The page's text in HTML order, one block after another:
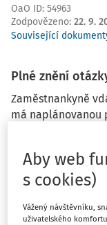
OaO ID: 54963
Zodpovězeno: 22. 9.
Související
Plné znění
Zaměstnankyně
má naplánovanou
Odpověď
Aby web
s cookies)
Vážený návštěvníku,
uživatelského